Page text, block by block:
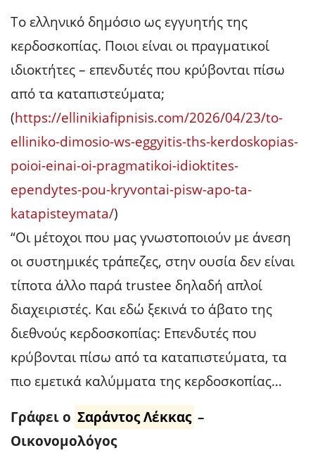
Το ελληνικό δημόσιο ως εγγυητής της
κερδοσκοπίας. Ποιοι είναι οι πραγματικοί
ιδιοκτήτες – επενδυτές που κρύβονται πίσω
από τα καταπιστεύματα;
(https://ellinikiafipnisis.com/2026/04/23/to-
elliniko-dimosio-ws-eggyitis-ths-kerdoskopias-
poioi-einai-oi-pragmatikoi-idioktites-
ependytes-pou-kryvontai-pisw-apo-ta-
katapisteymata/)
“Οι μέτοχοι που μας γνωστοποιούν με άνεση
οι συστημικές τράπεζες, στην ουσία δεν είναι
τίποτα άλλο παρά trustee δηλαδή απλοί
διαχειριστές. Και εδώ ξεκινά το άβατο της
διεθνούς κερδοσκοπίας: Επενδυτές που
κρύβονται πίσω από τα καταπιστεύματα, τα
πιο εμετικά καλύμματα της κερδοσκοπίας…
Γράφει ο Σαράντος Λέκκας –
Οικονομολόγος